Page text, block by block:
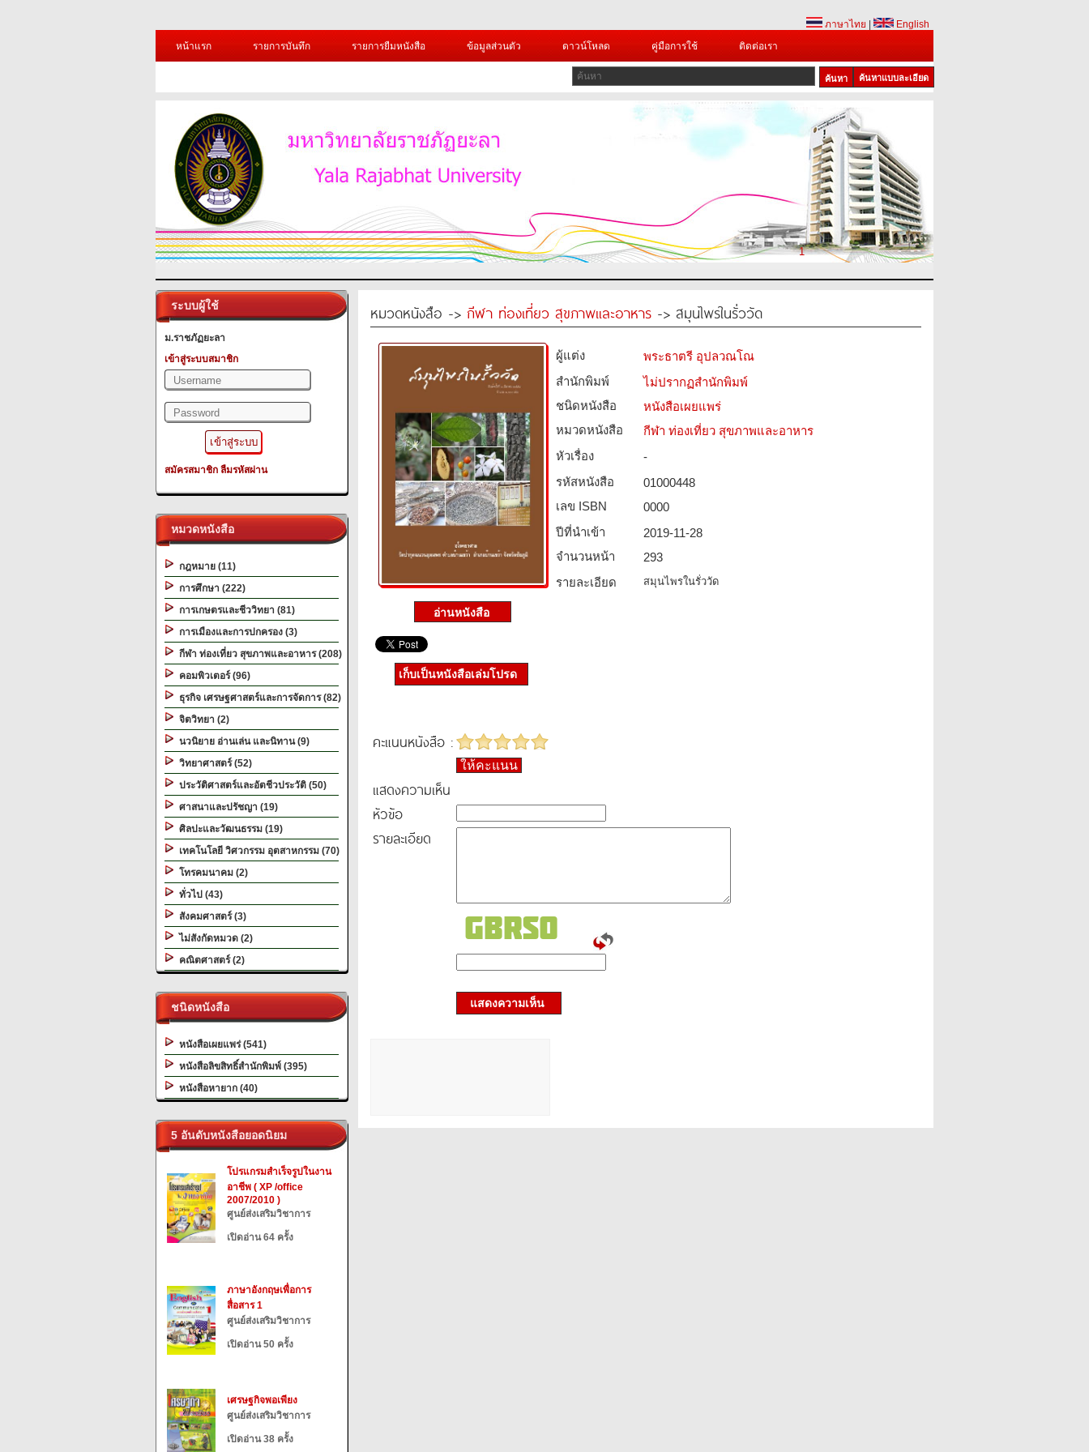
ภาษาไทย
English
หน้าแรก
รายการบันทึก รายการยืมหนังสือ ข้อมูลส่วนตัว ดาวน์โหลด คู่มือการใช้ ติดต่อเรา
ค้นหาแบบละเอียด
1
ระบบผู้ใช้
ม.ราชภัฏยะลา
เข้าสู่ระบบสมาชิก
สมัครสมาชิก ลืมรหัสผ่าน
หมวดหนังสือ
กฎหมาย (11)
การศึกษา (222)
การเกษตรและชีววิทยา (81)
การเมืองและการปกครอง (3)
กีฬา ท่องเที่ยว สุขภาพและอาหาร (208)
คอมพิวเตอร์ (96)
ธุรกิจ เศรษฐศาสตร์และการจัดการ (82)
จิตวิทยา (2)
นวนิยาย อ่านเล่น และนิทาน (9)
วิทยาศาสตร์ (52)
ประวัติศาสตร์และอัตชีวประวัติ (50)
ศาสนาและปรัชญา (19)
ศิลปะและวัฒนธรรม (19)
เทคโนโลยี วิศวกรรม อุตสาหกรรม (70)
โทรคมนาคม (2)
ทั่วไป (43)
สังคมศาสตร์ (3)
ไม่สังกัดหมวด (2)
คณิตศาสตร์ (2)
ชนิดหนังสือ
หนังสือเผยแพร่ (541)
หนังสือลิขสิทธิ์สำนักพิมพ์ (395)
หนังสือหายาก (40)
5 อันดับหนังสือยอดนิยม
โปรแกรมสำเร็จรูปในงาน
อาชีพ ( XP /office
2007/2010 )
ศูนย์ส่งเสริมวิชาการ
เปิดอ่าน 64 ครั้ง
ภาษาอังกฤษเพื่อการ
สื่อสาร 1
ศูนย์ส่งเสริมวิชาการ
เปิดอ่าน 50 ครั้ง
เศรษฐกิจพอเพียง
ศูนย์ส่งเสริมวิชาการ
เปิดอ่าน 38 ครั้ง
หมวดหนังสือ -> กีฬา ท่องเที่ยว สุขภาพและอาหาร -> สมุนไพรในรั่ววัด
ผู้แต่ง
พระธาตรี อุปลวณโณ
สำนักพิมพ์
ไม่ปรากฏสำนักพิมพ์
ชนิดหนังสือ­
หนังสือเผยแพร่
หมวดหนังสือ­
กีฬา ท่องเที่ยว สุขภาพและอาหาร
หัวเรื่อง
-
รหัสหนังสือ­
01000448
เลข ISBN
0000
ปีที่นำเข้า
2019-11-28
จำนวนหน้า
293
รายละเอียด
สมุนไพรในรั่ววัด
เก็บเป็นหนังสือเล่มโปรด
คะแนนหนังสือ :
ให้คะแนน
แสดงความเห็น
หัวข้อ
รายละเอียด
แสดงความเห็น